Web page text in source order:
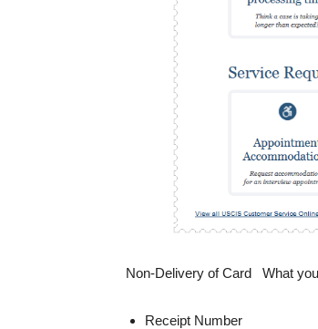
Non-Delivery of Card What you
Receipt Number